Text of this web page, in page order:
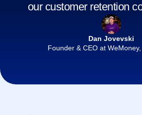
our customer retention
Dan Jovevski
Founder & CEO at